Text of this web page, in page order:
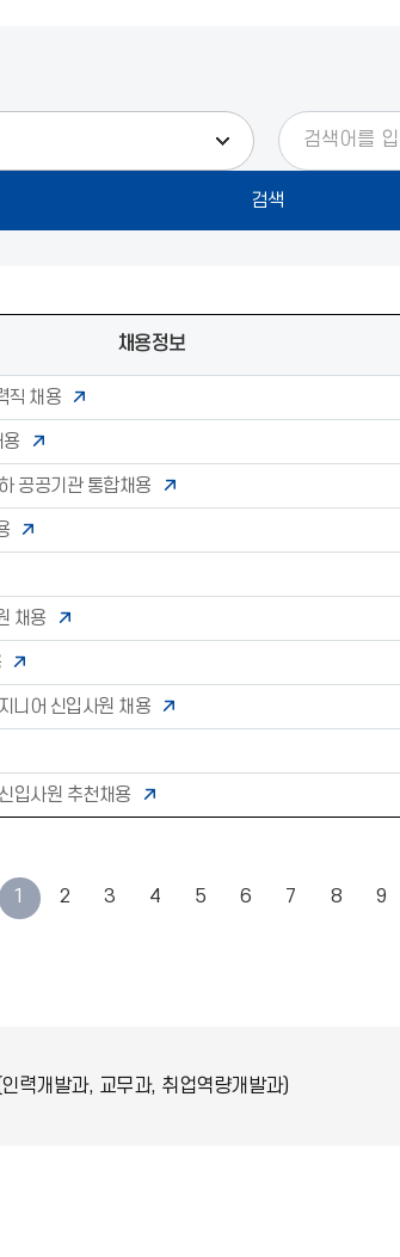
채용정보
직 채용
공공기관 통합채용
채용
니어 신입사원 채용
입사원 추천채용
1 2 3 4 5 6 7 8 9
력개발과, 교무과, 취업역량개발과)